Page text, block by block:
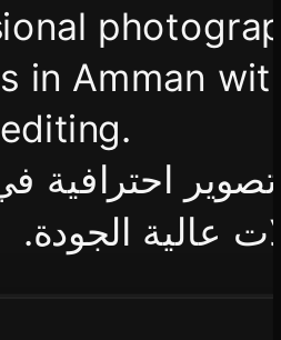
in Amman
احترافية
عالية الجودة.